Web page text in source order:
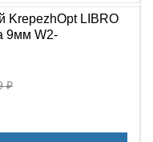
норматив для
пневматика,
силиконовые
KrepezhOpt LIBRO
9мм W2-
₽